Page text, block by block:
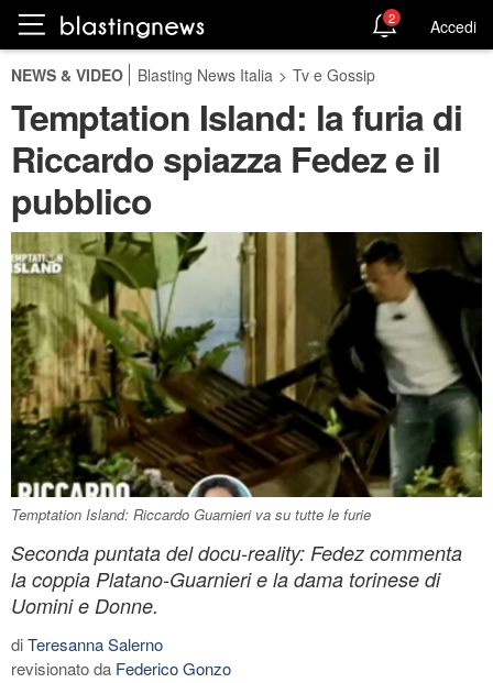
2 Accedi
NEWS & VIDEO Blasting News Italia > Tv e Gossip
Temptation Island: la furia di
Riccardo spiazza Fedez e il
pubblico
Temptation Island: Riccardo Guarnieri va su tutte le furie
Seconda puntata del docu-reality: Fedez commenta
la coppia Platano-Guarnieri e la dama torinese di
Uomini e Donne.
diTeresanna Salerno
revisionato da Federico Gonzo